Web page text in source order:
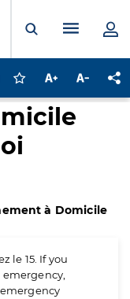
Ouvrir laMenu
Connectez-vous
Augmenter la
à Domicile
le 15. If you